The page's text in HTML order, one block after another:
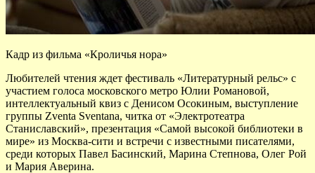
Кадр из фильма «Кроличья нора»
Любителей чтения ждет фестиваль «Литературный рельс» с
участием голоса московского метро Юлии Романовой,
интеллектуальный квиз с Денисом Осокиным, выступление
группы Zventa Sventana, читка от «Электротеатра
Станиславский», презентация «Самой высокой библиотеки в
мире» из Москва-сити и встречи с известными писателями,
среди которых Павел Басинский, Марина Степнова, Олег Рой
и Мария Аверина.